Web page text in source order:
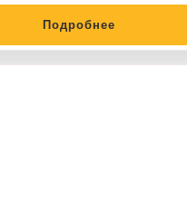
Подробнее